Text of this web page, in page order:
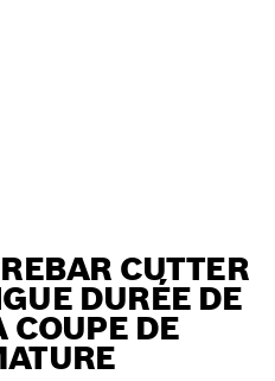
CUTTER
DURÉE DE
COUPE DE